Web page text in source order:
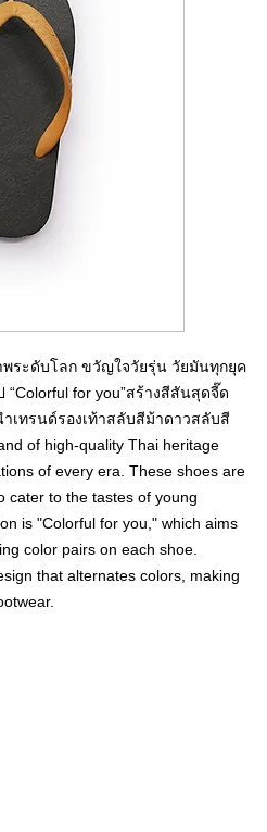
ระดับโลก ขวัญใจวัยรุ่น วัยมันทุกยุค
for you”สร้างสีสันสุดจี๊ด
เทรนด์รองเท้าสลับสีม้าดาวสลับสี
of high-quality Thai heritage
of every era. These shoes are
cater to the tastes of young
is "Colorful for you," which aims
color pairs on each shoe.
that alternates colors, making